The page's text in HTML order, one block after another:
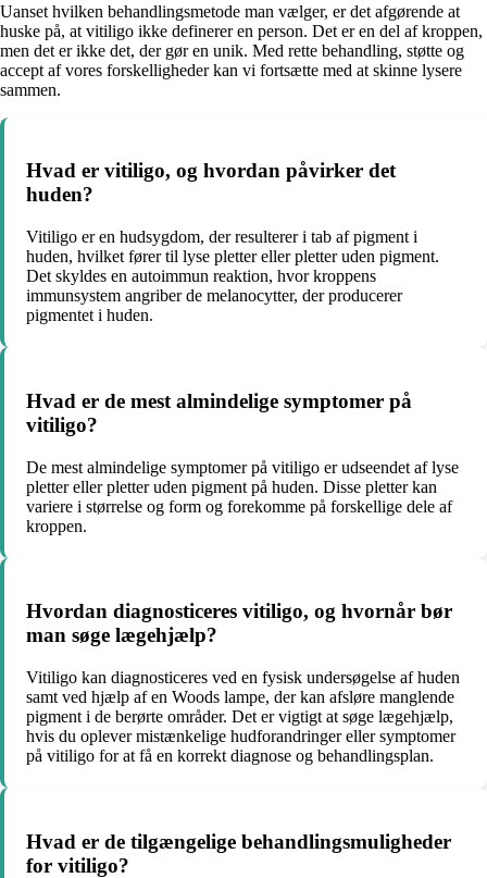
Uanset hvilken behandlingsmetode man vælger, er det afgørende at
huske på, at vitiligo ikke definerer en person. Det er en del af kroppen,
men det er ikke det, der gør en unik. Med rette behandling, støtte og
accept af vores forskelligheder kan vi fortsætte med at skinne lysere
sammen.
Hvad er vitiligo, og hvordan påvirker det
huden?
Vitiligo er en hudsygdom, der resulterer i tab af pigment i
huden, hvilket fører til lyse pletter eller pletter uden pigment.
Det skyldes en autoimmun reaktion, hvor kroppens
immunsystem angriber de melanocytter, der producerer
pigmentet i huden.
Hvad er de mest almindelige symptomer på
vitiligo?
De mest almindelige symptomer på vitiligo er udseendet af lyse
pletter eller pletter uden pigment på huden. Disse pletter kan
variere i størrelse og form og forekomme på forskellige dele af
kroppen.
Hvordan diagnosticeres vitiligo, og hvornår bør
man søge lægehjælp?
Vitiligo kan diagnosticeres ved en fysisk undersøgelse af huden
samt ved hjælp af en Woods lampe, der kan afsløre manglende
pigment i de berørte områder. Det er vigtigt at søge lægehjælp,
hvis du oplever mistænkelige hudforandringer eller symptomer
på vitiligo for at få en korrekt diagnose og behandlingsplan.
Hvad er de tilgængelige behandlingsmuligheder
for vitiligo?